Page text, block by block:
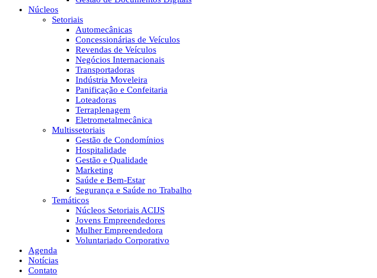
Núcleos
Setoriais
Automecânicas
Concessionárias de Veículos
Revendas de Veículos
Negócios Internacionais
Transportadoras
Indústria Moveleira
Panificação e Confeitaria
Loteadoras
Terraplenagem
Eletrometalmecânica
Multissetoriais
Gestão de Condomínios
Hospitalidade
Gestão e Qualidade
Marketing
Saúde e Bem-Estar
Segurança e Saúde no Trabalho
Temáticos
Núcleos Setoriais ACIJS
Jovens Empreendedores
Mulher Empreendedora
Voluntariado Corporativo
Agenda
Notícias
Contato